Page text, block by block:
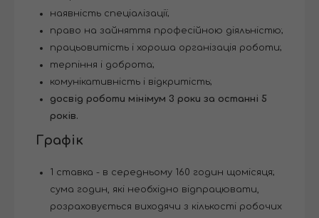
наявність спеціалізації;
право на зайняття професійною діяльністю;
працьовитість і хороша організація роботи;
терпіння і доброта;
комунікативність і відкритість;
досвід роботи мінімум 3 роки за останні 5
років.
Графік
1 ставка - в середньому 160 годин щомісяця;
сума годин, які необхідно відпрацювати,
розраховується виходячи з кількості робочих